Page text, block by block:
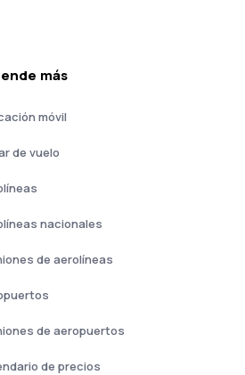
más
móvil
de vuelo
nacionales
de aerolíneas
de aeropuertos
de precios